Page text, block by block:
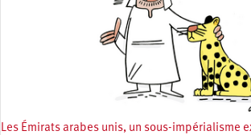
Les Émirats arabes unis, un sous-impérialisme